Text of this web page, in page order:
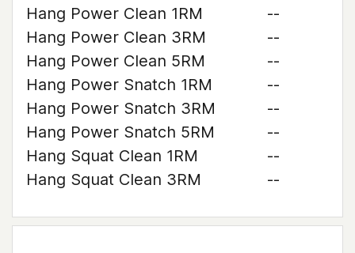
Hang Power Clean 1RM
--
Hang Power Clean 3RM
--
Hang Power Clean 5RM
--
Hang Power Snatch 1RM
--
Hang Power Snatch 3RM
--
Hang Power Snatch 5RM
--
Hang Squat Clean 1RM
--
Hang Squat Clean 3RM
--